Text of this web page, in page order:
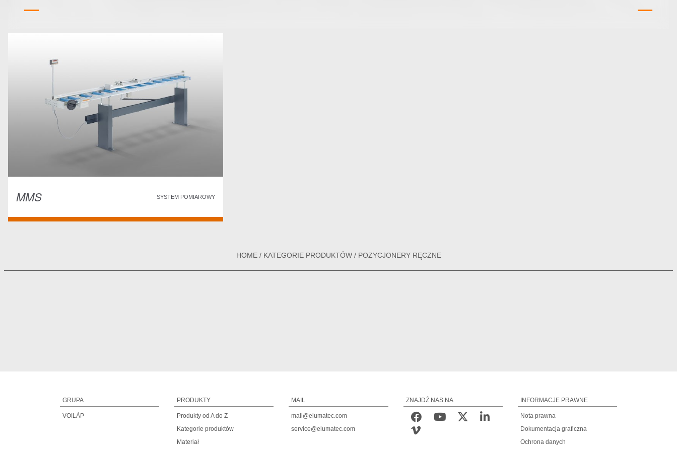
MMS SYSTEM POMIAROWY
HOME/ KATEGORIE PRODUKTÓW/ POZYCJONERY RĘCZNE
GRUPA
VOILÀP
PRODUKTY
Produkty od A do Z
Kategorie produktów
Materiał
MAIL
mail@elumatec.com
service@elumatec.com
ZNAJDŹ NAS NA INFORMACJE PRAWNE
Nota prawna
Dokumentacja graficzna
Ochrona danych